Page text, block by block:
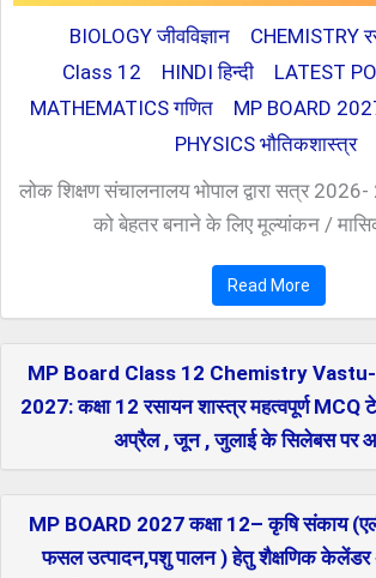
BIOLOGY जीवविज्ञान
CHEMISTRY
Class 12
HINDI हिन्दी
LATEST
MATHEMATICS गणित
MP BOARD
PHYSICS भौतिकशास्त्र
लोक शिक्षण संचालनालय भोपाल द्वारा सत्र 2026-
को बेहतर बनाने के लिए मूल्यांकन /
Read More
MP Board Class 12 Chemistry
2027: कक्षा 12 रसायन शास्त्र महत्वपूर्ण
अप्रैल , जून , जुलाई के सिलेबस पर
MP BOARD 2027 कक्षा 12– कृषि संकाय
फसल उत्पादन,पशु पालन ) हेतु शैक्षणिक